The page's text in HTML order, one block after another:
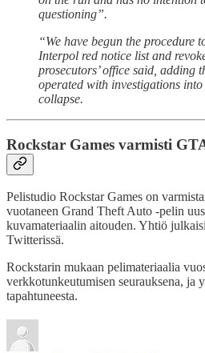
questioning”.
“We have begun the procedure
Interpol red notice list and
prosecutors’ office said, adding
operated with investigations into
collapse.
Rockstar Games varmisti
Pelistudio Rockstar Games on
vuotaneen Grand Theft Auto -pelin
kuvamateriaalin aitouden. Yhtiö
Twitterissä.
Rockstarin mukaan pelimateriaalia
verkkotunkeutumisen seurauksena, ja
tapahtuneesta.